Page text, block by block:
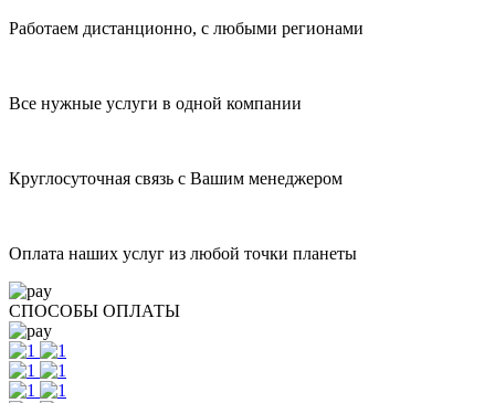
Работаем дистанционно, с любыми регионами
Все нужные услуги в одной компании
Круглосуточная связь с Вашим менеджером
Оплата наших услуг из любой точки планеты
СПОСОБЫ ОПЛАТЫ